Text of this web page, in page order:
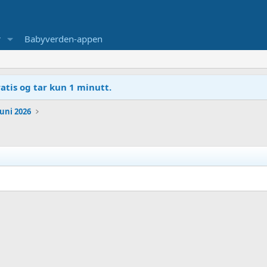
Babyverden-appen
og tar kun 1 minutt.
2026